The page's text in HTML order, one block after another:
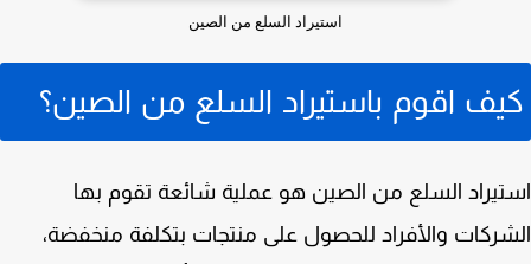
استيراد السلع من الصين
اقوم باستيراد السلع من الصين؟
السلع من الصين هو عملية شائعة تقوم بها
والأفراد للحصول على منتجات بتكلفة منخفضة،